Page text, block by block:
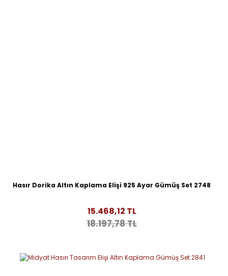
Hasır Dorika Altın Kaplama Elişi 925 Ayar Gümüş Set 2748
15.468,12 TL
18.197,78 TL